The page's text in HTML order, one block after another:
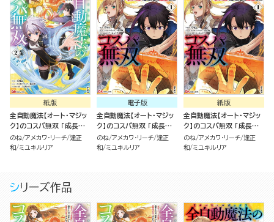
紙版
全自動魔法【オート・マジッ
ク】のコスパ無双 「成長ス
ピードが超遅い」と追放さ
れたが、放置しても経験値
のね アメカワ・リーチ 逢正
和 ミユキルリア
電子版
全自動魔法【オート・マジッ
ク】のコスパ無双 「成長ス
ピードが超遅い」と追放さ
れたが、放置しても経験値
のね アメカワ・リーチ 逢正
和 ミユキルリア
紙版
全自動魔法【オート・マジッ
ク】のコスパ無双 「成長ス
ピードが超遅い」と追放さ
れたが、放置しても経験値
のね アメカワ・リーチ 逢正
和 ミユキルリア
シリーズ作品